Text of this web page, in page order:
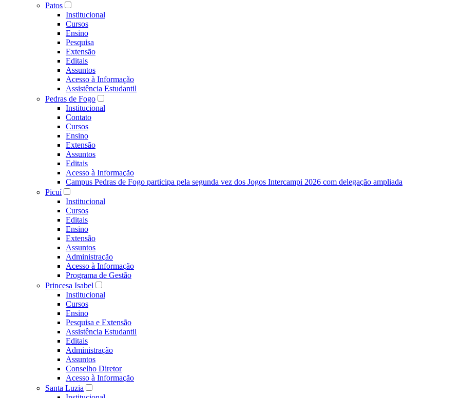
Patos
Institucional
Cursos
Ensino
Pesquisa
Extensão
Editais
Assuntos
Acesso à Informação
Assistência Estudantil
Pedras de Fogo
Institucional
Contato
Cursos
Ensino
Extensão
Assuntos
Editais
Acesso à Informação
Campus Pedras de Fogo participa pela segunda vez dos Jogos Intercampi 2026 com delegação ampliada
Picuí
Institucional
Cursos
Editais
Ensino
Extensão
Assuntos
Administração
Acesso à Informação
Programa de Gestão
Princesa Isabel
Institucional
Cursos
Ensino
Pesquisa e Extensão
Assistência Estudantil
Editais
Administração
Assuntos
Conselho Diretor
Acesso à Informação
Santa Luzia